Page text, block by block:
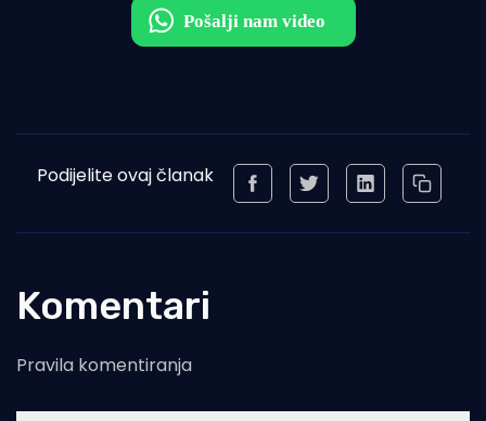
Podijelite ovaj članak
Komentari
Pravila komentiranja